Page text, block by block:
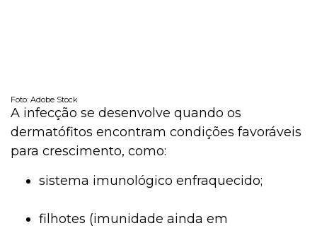
Foto: Adobe Stock
A infecção se desenvolve quando os
dermatófitos encontram condições favoráveis
para crescimento, como:
sistema imunológico enfraquecido;
filhotes (imunidade ainda em